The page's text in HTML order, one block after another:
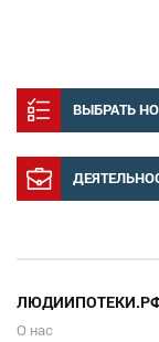
ВЫБРАТЬ
О нас